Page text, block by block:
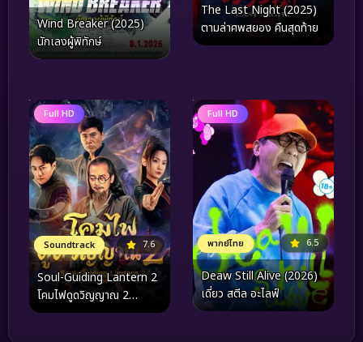
Wind Breaker (2025)
นักเลงผู้พิทักษ์
The Last Night (2025)
ตามล่าศพสยอง คืนสุดท้าย
Full HD
Soundtrack 7.6
Soul-Guiding Lantern 2
โคมไฟดูดวิญญาณ 2
(2026)
Full HD
พากย์ไทย 6.5
Deaw Still Alive (2026)
เดี่ยว สตีล อะไลฟ์